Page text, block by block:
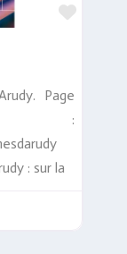
Page
:
: sur la